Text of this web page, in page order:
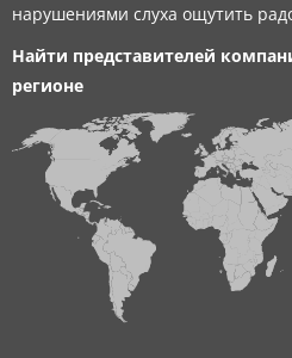
нарушениями слуха ощутить
Найти представителей
регионе